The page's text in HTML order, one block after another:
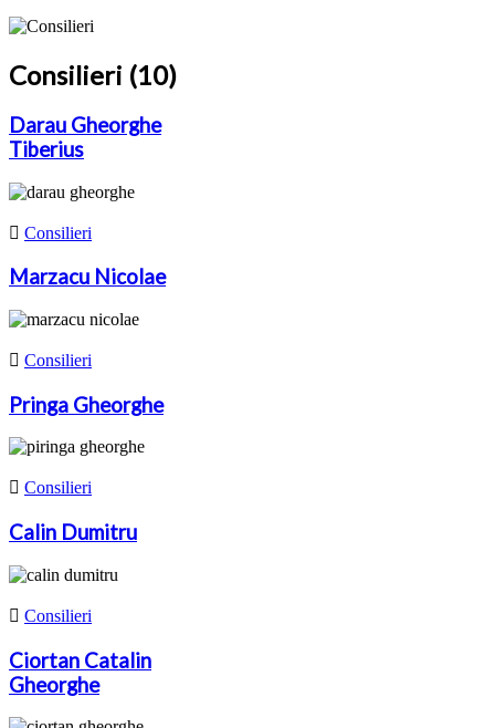
Consilieri (10)
Darau Gheorghe
Tiberius
 Consilieri
Marzacu Nicolae
 Consilieri
Pringa Gheorghe
 Consilieri
Calin Dumitru
 Consilieri
Ciortan Catalin
Gheorghe